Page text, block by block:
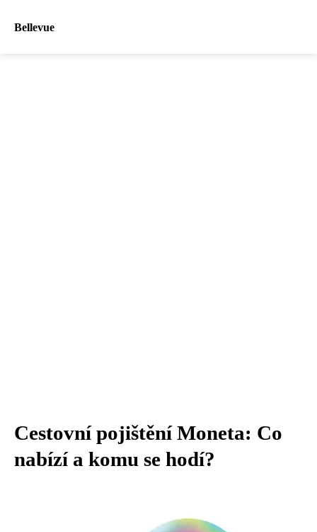
Bellevue
Cestovní pojištění Moneta: Co
nabízí a komu se hodí?